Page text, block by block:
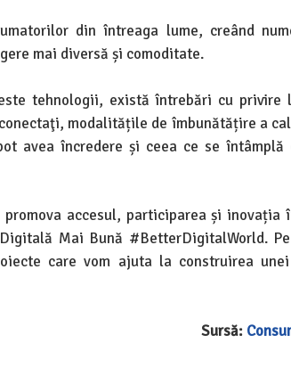
din întreaga lume, creând
mai diversă și comoditate.
tehnologii, există întrebări cu privire
modalitățile de îmbunătățire a
avea încredere și ceea ce se
accesul, participarea și inovația
Mai Bună #BetterDigitalWorld.
care vom ajuta la construirea
Sursă: